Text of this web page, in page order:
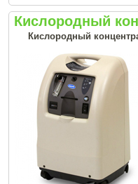
Кислородный
Кислородный